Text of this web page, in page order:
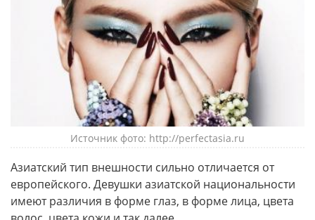
Источник фото: http://perfectasia.ru
Азиатский тип внешности сильно отличается от
европейского. Девушки азиатской национальности
имеют различия в форме глаз, в форме лица, цвета